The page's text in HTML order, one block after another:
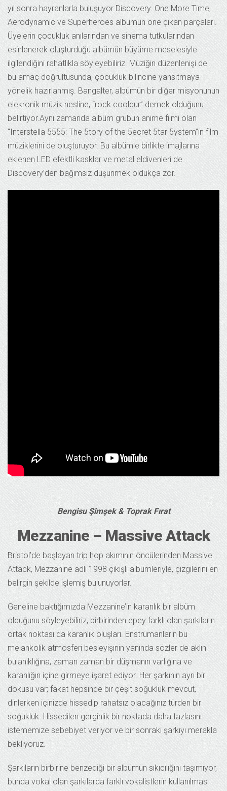
yıl sonra hayranlarla buluşuyor Discovery. One More Time,
Aerodynamic ve Superheroes albümün öne çıkan parçaları.
Üyelerin çocukluk anılarından ve sinema tutkularından
esinlenerek oluşturduğu albümün büyüme meselesiyle
ilgilendiğini rahatlıkla söyleyebiliriz. Müziğin düzenlenişi de
bu amaç doğrultusunda, çocukluk bilincine yansıtmaya
yönelik hazırlanmış. Bangalter, albümün bir diğer misyonunun
elekronik müzik nesline, “rock cooldur” demek olduğunu
belirtiyor.Aynı zamanda albüm grubun anime filmi olan
“Interstella 5555: The 5tory of the 5ecret 5tar 5ystem”in film
müziklerini de oluşturuyor. Bu albümle birlikte imajlarına
eklenen LED efektli kasklar ve metal eldivenleri de
Discovery’den bağımsız düşünmek oldukça zor.
Bengisu Şimşek & Toprak Fırat
Mezzanine – Massive Attack
Bristol’de başlayan trip hop akımının öncülerinden Massive
Attack, Mezzanine adlı 1998 çıkışlı albümleriyle, çizgilerini en
belirgin şekilde işlemiş bulunuyorlar.
Geneline baktığımızda Mezzanine’in karanlık bir albüm
olduğunu söyleyebiliriz, birbirinden epey farklı olan şarkıların
ortak noktası da karanlık oluşları. Enstrümanların bu
melankolik atmosferi besleyişinin yanında sözler de aklın
bulanıklığına, zaman zaman bir düşmanın varlığına ve
karanlığın içine girmeye işaret ediyor. Her şarkının ayrı bir
dokusu var; fakat hepsinde bir çeşit soğukluk mevcut,
dinlerken içinizde hissedip rahatsız olacağınız türden bir
soğukluk. Hissedilen gerginlik bir noktada daha fazlasını
istememize sebebiyet veriyor ve bir sonraki şarkıyı merakla
bekliyoruz.
Şarkıların birbirine benzediği bir albümün sıkıcılığını taşımıyor,
bunda vokal olan şarkılarda farklı vokalistlerin kullanılması